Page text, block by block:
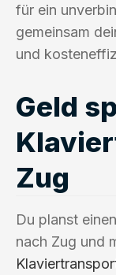
für ein
gemeinsam
und
Geld
Zug
Du planst
nach Zug und